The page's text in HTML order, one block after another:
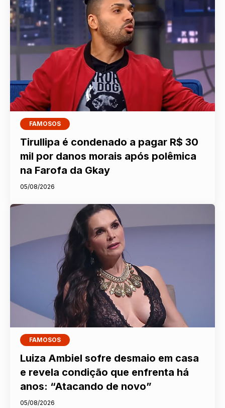
FAMOSOS
Tirullipa é condenado a pagar R$ 30
mil por danos morais após polêmica
na Farofa da Gkay
05/08/2026
FAMOSOS
Luiza Ambiel sofre desmaio em casa
e revela condição que enfrenta há
anos: “Atacando de novo”
05/08/2026